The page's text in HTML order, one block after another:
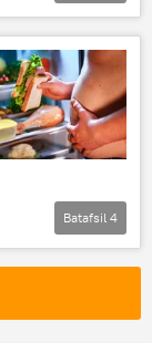
Batafsil 4